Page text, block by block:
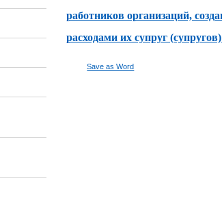
работников организаций,
расходами их супруг
Save as Word